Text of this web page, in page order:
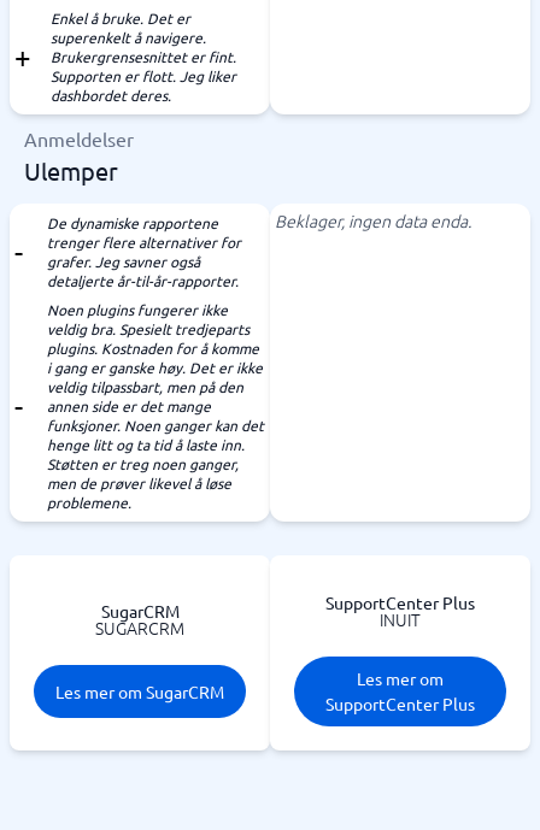
Enkel å bruke. Det er
superenkelt å navigere.
Brukergrensesnittet er fint.
Supporten er flott. Jeg liker
dashbordet deres.
Anmeldelser
Ulemper
De dynamiske rapportene
trenger flere alternativer for
grafer. Jeg savner også
detaljerte år-til-år-rapporter.
Noen plugins fungerer ikke
veldig bra. Spesielt tredjeparts
plugins. Kostnaden for å komme
i gang er ganske høy. Det er ikke
veldig tilpassbart, men på den
annen side er det mange
funksjoner. Noen ganger kan det
henge litt og ta tid å laste inn.
Støtten er treg noen ganger,
men de prøver likevel å løse
problemene.
Beklager, ingen data enda.
SugarCRM
SUGARCRM
Les mer om SugarCRM
SupportCenter Plus
INUIT
Les mer om
SupportCenter Plus